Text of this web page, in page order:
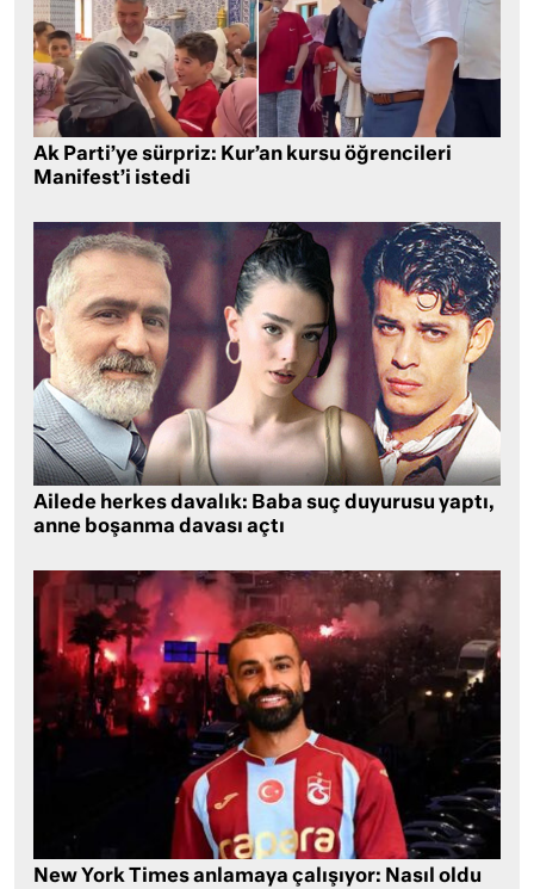
Ak Parti’ye sürpriz: Kur’an kursu öğrencileri
Manifest’i istedi
Ailede herkes davalık: Baba suç duyurusu yaptı,
anne boşanma davası açtı
New York Times anlamaya çalışıyor: Nasıl oldu